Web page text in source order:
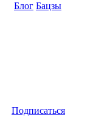
Блог Бацзы
Подписаться